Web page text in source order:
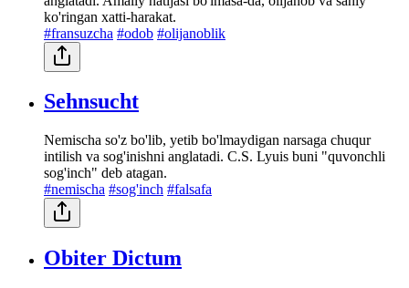
ko'ringan xatti-harakat.
#fransuzcha #odob #olijanoblik
Sehnsucht
Nemischa so'z bo'lib, yetib bo'lmaydigan narsaga chuqur
intilish va sog'inishni anglatadi. C.S. Lyuis buni "quvonchli
sog'inch" deb atagan.
#nemischa #sog'inch #falsafa
Obiter Dictum